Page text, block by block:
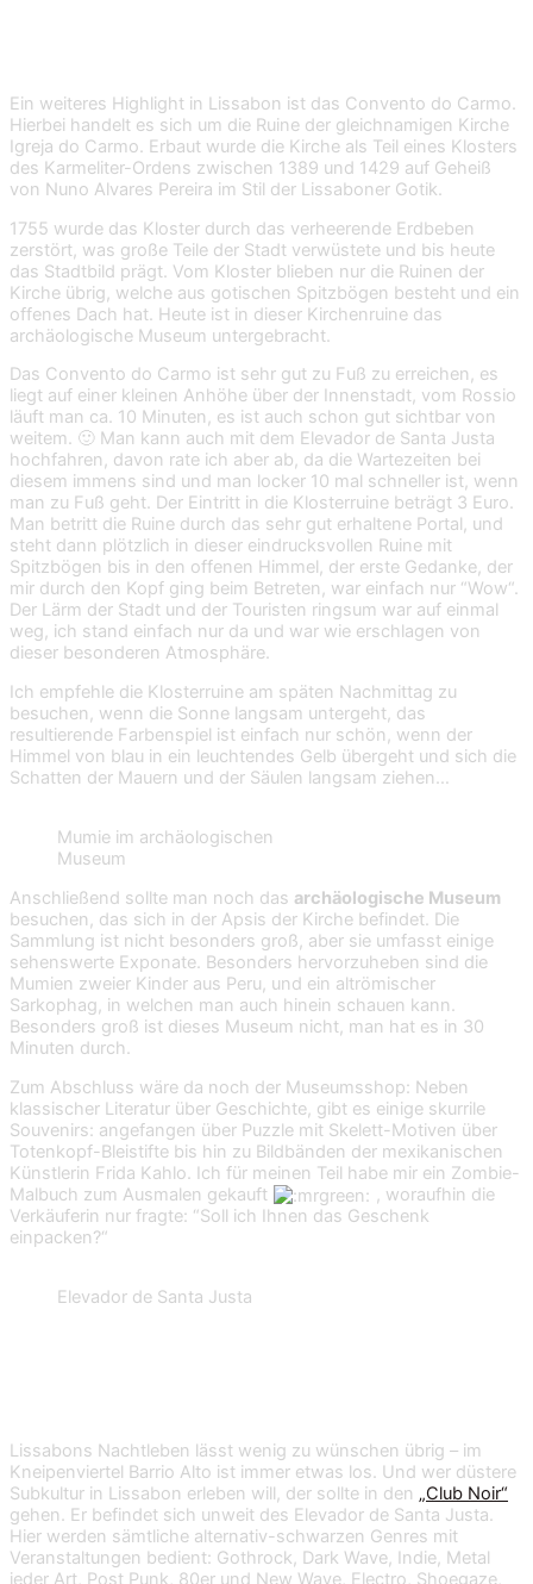
Ein weiteres Highlight in Lissabon ist das Convento do Carmo.
Hierbei handelt es sich um die Ruine der gleichnamigen Kirche
Igreja do Carmo. Erbaut wurde die Kirche als Teil eines Klosters
des Karmeliter-Ordens zwischen 1389 und 1429 auf Geheiß
von Nuno Alvares Pereira im Stil der Lissaboner Gotik.
1755 wurde das Kloster durch das verheerende Erdbeben
zerstört, was große Teile der Stadt verwüstete und bis heute
das Stadtbild prägt. Vom Kloster blieben nur die Ruinen der
Kirche übrig, welche aus gotischen Spitzbögen besteht und ein
offenes Dach hat. Heute ist in dieser Kirchenruine das
archäologische Museum untergebracht.
Das Convento do Carmo ist sehr gut zu Fuß zu erreichen, es
liegt auf einer kleinen Anhöhe über der Innenstadt, vom Rossio
läuft man ca. 10 Minuten, es ist auch schon gut sichtbar von
weitem. 🙂 Man kann auch mit dem Elevador de Santa Justa
hochfahren, davon rate ich aber ab, da die Wartezeiten bei
diesem immens sind und man locker 10 mal schneller ist, wenn
man zu Fuß geht. Der Eintritt in die Klosterruine beträgt 3 Euro.
Man betritt die Ruine durch das sehr gut erhaltene Portal, und
steht dann plötzlich in dieser eindrucksvollen Ruine mit
Spitzbögen bis in den offenen Himmel, der erste Gedanke, der
mir durch den Kopf ging beim Betreten, war einfach nur “Wow“.
Der Lärm der Stadt und der Touristen ringsum war auf einmal
weg, ich stand einfach nur da und war wie erschlagen von
dieser besonderen Atmosphäre.
Ich empfehle die Klosterruine am späten Nachmittag zu
besuchen, wenn die Sonne langsam untergeht, das
resultierende Farbenspiel ist einfach nur schön, wenn der
Himmel von blau in ein leuchtendes Gelb übergeht und sich die
Schatten der Mauern und der Säulen langsam ziehen…
Mumie im archäologischen
Museum
Anschließend sollte man noch das archäologische Museum
besuchen, das sich in der Apsis der Kirche befindet. Die
Sammlung ist nicht besonders groß, aber sie umfasst einige
sehenswerte Exponate. Besonders hervorzuheben sind die
Mumien zweier Kinder aus Peru, und ein altrömischer
Sarkophag, in welchen man auch hinein schauen kann.
Besonders groß ist dieses Museum nicht, man hat es in 30
Minuten durch.
Zum Abschluss wäre da noch der Museumsshop: Neben
klassischer Literatur über Geschichte, gibt es einige skurrile
Souvenirs: angefangen über Puzzle mit Skelett-Motiven über
Totenkopf-Bleistifte bis hin zu Bildbänden der mexikanischen
Künstlerin Frida Kahlo. Ich für meinen Teil habe mir ein Zombie-
Malbuch zum Ausmalen gekauft
, woraufhin die
Verkäuferin nur fragte: “Soll ich Ihnen das Geschenk
einpacken?“
Elevador de Santa Justa
Lissabons Nachtleben lässt wenig zu wünschen übrig – im
Kneipenviertel Barrio Alto ist immer etwas los. Und wer düstere
Subkultur in Lissabon erleben will, der sollte in den „Club Noir“
gehen. Er befindet sich unweit des Elevador de Santa Justa.
Hier werden sämtliche alternativ-schwarzen Genres mit
Veranstaltungen bedient: Gothrock, Dark Wave, Indie, Metal